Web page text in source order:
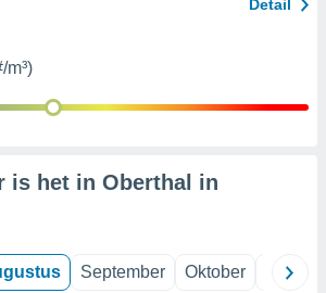
Detail
m³)
is het in Oberthal in
September Oktober